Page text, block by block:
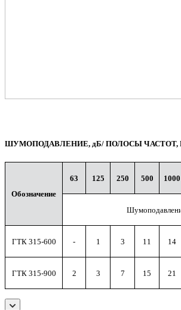
ШУМОПОДАВЛЕНИЕ, дБ/ ПОЛОСЫ ЧАСТОТ,
Обозначение
63 125 250 500 1000
ГТК 315-600 - 1 3 11 14
ГТК 315-900 2 3 7 15 21